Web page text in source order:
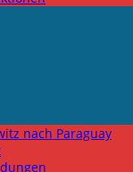
nach Paraguay